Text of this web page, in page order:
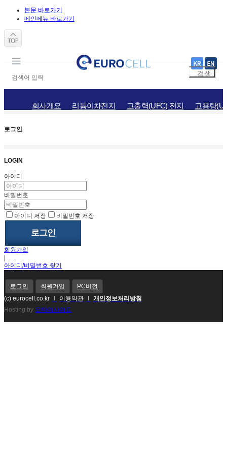
본문 바로가기
메인메뉴 바로가기
회사개요 리튬이차전지 고출력(UFC) 전지 고용량
로그인
LOGIN
아이디
비밀번호
아이디 저장 비밀번호 저장
회원가입
아이디/비밀번호 찾기
로그인 회원가입
PC버전
(c) eurocell.co.kr
이용약관
개인정보처리방침
Hosting by 오마이사이트